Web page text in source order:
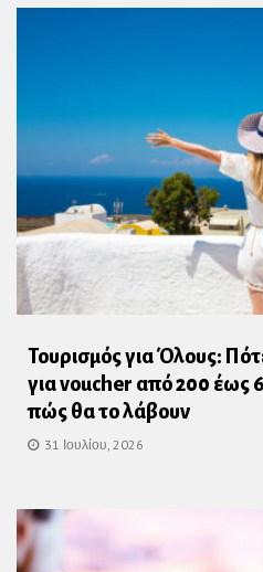
Τουρισμός για Όλους:
για voucher από 200 έως
πώς θα το λάβουν
31 Ιουλίου, 2026